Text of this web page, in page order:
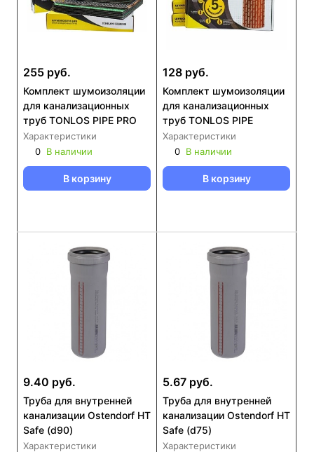
255 руб.
Комплект шумоизоляции
для канализационных
труб TONLOS PIPE PRO
Характеристики
0 В наличии
В корзину
128 руб.
Комплект шумоизоляции
для канализационных
труб TONLOS PIPE
Характеристики
0 В наличии
В корзину
9.40 руб.
Труба для внутренней
канализации Ostendorf HT
Safe (d90)
Характеристики
5.67 руб.
Труба для внутренней
канализации Ostendorf HT
Safe (d75)
Характеристики